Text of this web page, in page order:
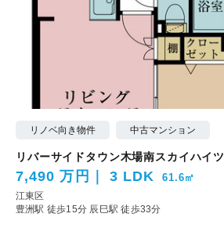
リノベ向き物件 中古マンション
リバーサイドタウン木場南スカイハイツ
7,490 万円 3 LDK 61.6㎡
江東区
豊洲駅 徒歩15分 辰巳駅 徒歩33分